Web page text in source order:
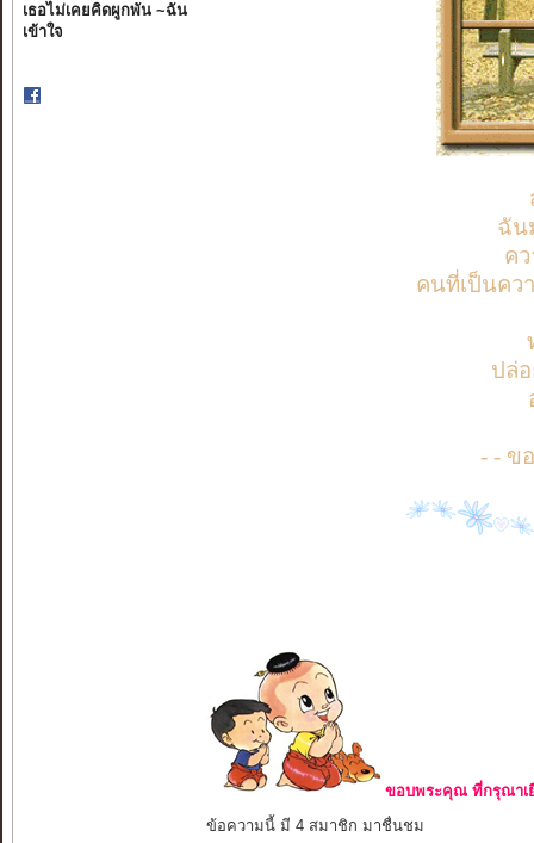
เธอไม่เคยคิดผูกพัน ~ฉัน
เข้าใจ
ฉัน
ค
คนที่เป็นคว
ปล่
- - ข
ขอบพระคุณ ที่กรุณาเ
ข้อความนี้ มี 4 สมาชิก มาชื่นชม